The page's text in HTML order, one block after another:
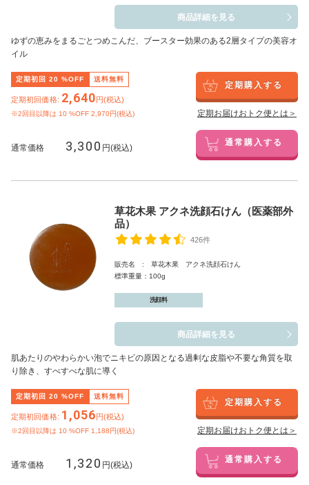
商品詳細を見る
ゆずの恵みをまるごとつめこんだ、ブースター効果のある2層タイプの美容オ
イル
定期初回 20 %OFF 送料無料
定期初回価格: 2,640円(税込)
※2回目以降は 10 %OFF 2,970円(税込)
定期購入する
定期お届けおトク便とは＞
通常価格 3,300 円(税込) 通常購入する
草花木果 アクネ洗顔石けん（医薬部外
品）
426件
販売名 : 草花木果 アクネ洗顔石けん
標準重量：100g
洗顔料
商品詳細を見る
肌あたりのやわらかい泡でニキビの原因となる過剰な皮脂や不要な角質を取
り除き、すべすべな肌に導く
定期初回 20 %OFF 送料無料
定期初回価格: 1,056円(税込)
※2回目以降は 10 %OFF 1,188円(税込)
定期購入する
定期お届けおトク便とは＞
通常価格 1,320 円(税込) 通常購入する